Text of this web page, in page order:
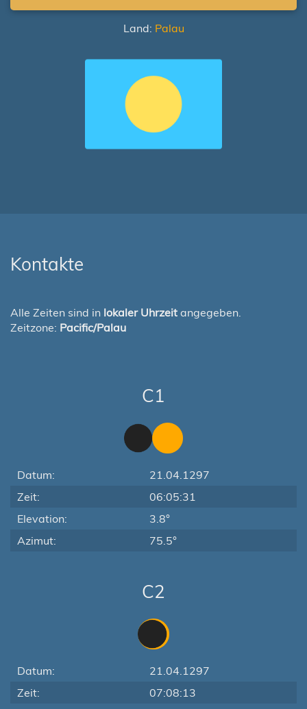
Land: Palau
Kontakte
Alle Zeiten sind in lokaler Uhrzeit angegeben.
Zeitzone: Pacific/Palau
C1
Datum:
21.04.1297
Zeit:
06:05:31
Elevation:
3.8°
Azimut:
75.5°
C2
Datum:
21.04.1297
Zeit:
07:08:13